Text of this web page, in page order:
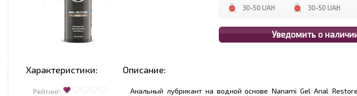
30-50 UAH 30-50 UAH
Характеристики: Описание:
Рейтинг:
Анальный лубрикант на водной основе Nanami Gel Anal